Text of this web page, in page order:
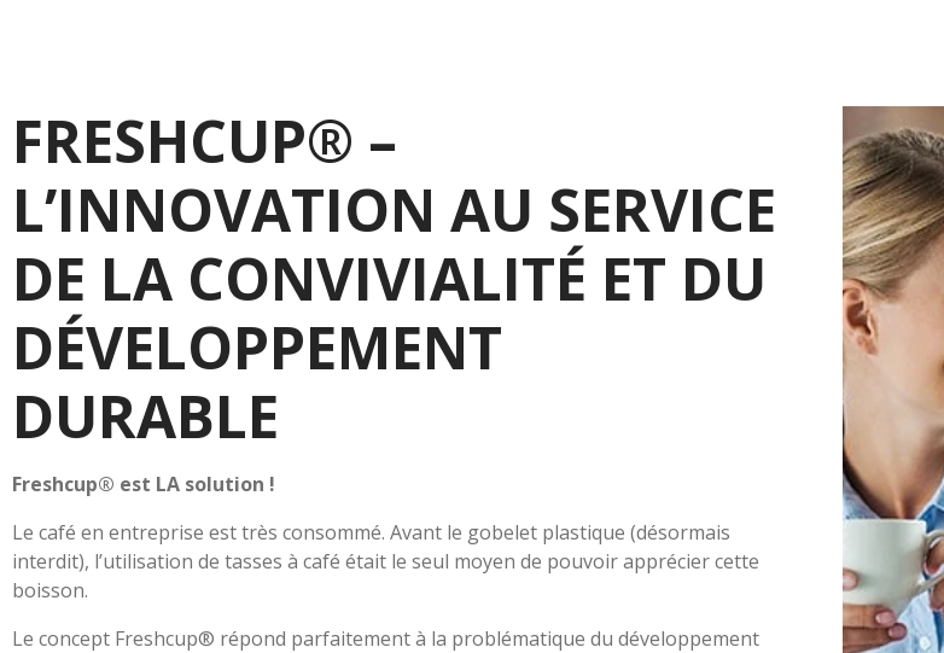
FRESHCUP® –
L’INNOVATION AU SERVICE
DE LA CONVIVIALITÉ ET DU
DÉVELOPPEMENT
DURABLE
Freshcup® est LA solution !
Le café en entreprise est très consommé. Avant le gobelet plastique (désormais
interdit), l’utilisation de tasses à café était le seul moyen de pouvoir apprécier cette
boisson.
Le concept Freshcup® répond parfaitement à la problématique du développement